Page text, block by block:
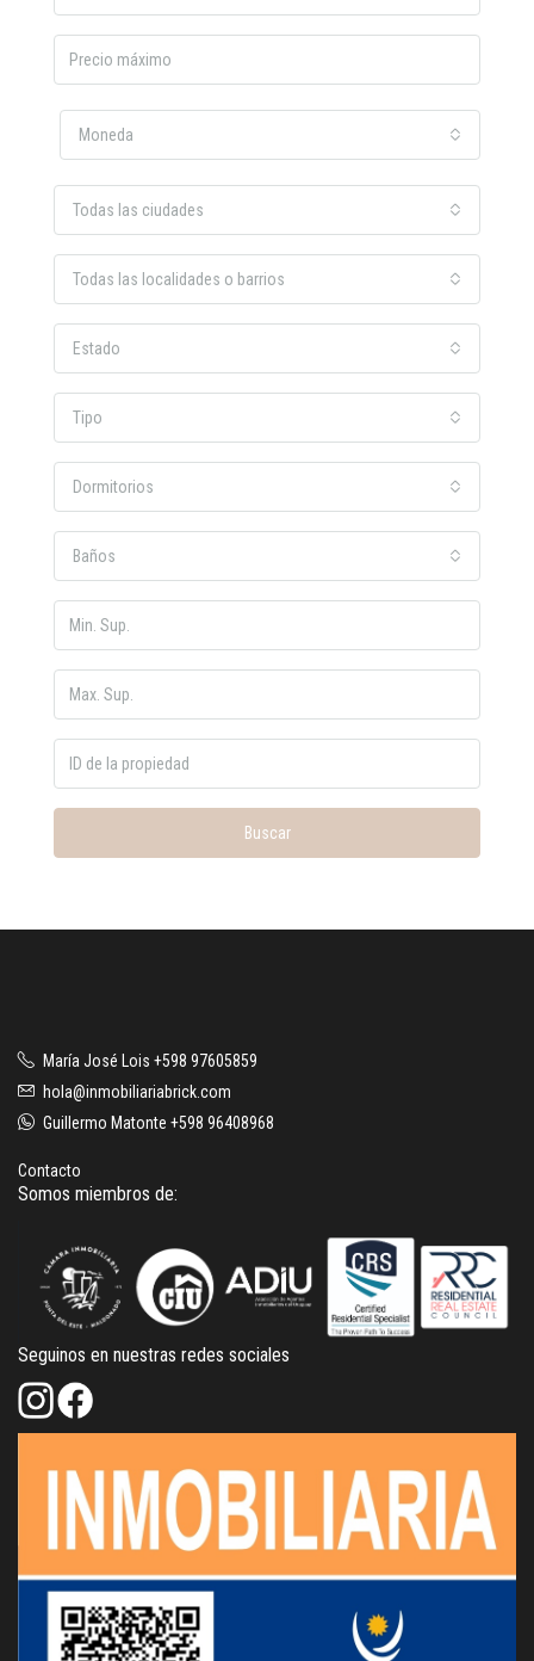
Moneda
Todas las ciudades
Todas las localidades o barrios
Estado
Tipo
Dormitorios
Baños
Buscar
María José Lois +598 97605859
hola@inmobiliariabrick.com
Guillermo Matonte +598 96408968
Contacto
Somos miembros de:
Seguinos en nuestras redes sociales